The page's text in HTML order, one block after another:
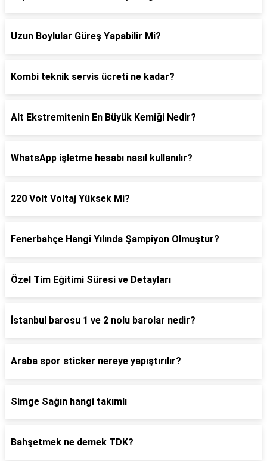
Uzun Boylular Güreş Yapabilir Mi?
Kombi teknik servis ücreti ne kadar?
Alt Ekstremitenin En Büyük Kemiği Nedir?
WhatsApp işletme hesabı nasıl kullanılır?
220 Volt Voltaj Yüksek Mi?
Fenerbahçe Hangi Yılında Şampiyon Olmuştur?
Özel Tim Eğitimi Süresi ve Detayları
İstanbul barosu 1 ve 2 nolu barolar nedir?
Araba spor sticker nereye yapıştırılır?
Simge Sağın hangi takımlı
Bahşetmek ne demek TDK?